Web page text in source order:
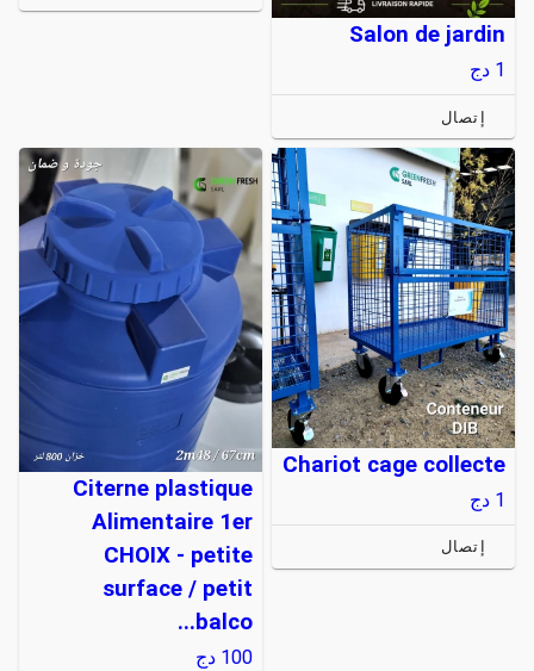
Salon de jardin
1 دج
إتصال
Chariot cage collecte
1 دج
إتصال
Citerne plastique
Alimentaire 1er
CHOIX - petite
surface / petit
balco...
100 دج